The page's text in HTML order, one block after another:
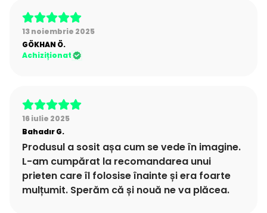
13 noiembrie 2025
GÖKHAN Ö.
Achiziționat
16 iulie 2025
BahadırG.
Produsul a sosit așa cum se vede în imagine.
L-am cumpărat la recomandarea unui
prieten care îl folosise înainte și era foarte
mulțumit. Sperăm că și nouă ne va plăcea.